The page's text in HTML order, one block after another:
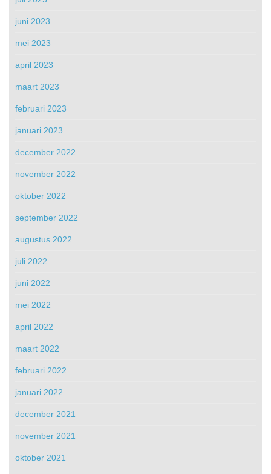
juni 2023
mei 2023
april 2023
maart 2023
februari 2023
januari 2023
december 2022
november 2022
oktober 2022
september 2022
augustus 2022
juli 2022
juni 2022
mei 2022
april 2022
maart 2022
februari 2022
januari 2022
december 2021
november 2021
oktober 2021